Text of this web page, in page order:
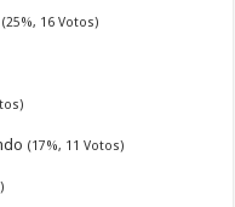
(25%, 16 Votos)
(17%, 11 Votos)